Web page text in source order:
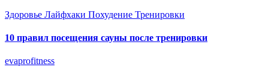
Здоровье Лайфхаки Похудение Тренировки
10 правил посещения сауны после тренировки
evaprofitness